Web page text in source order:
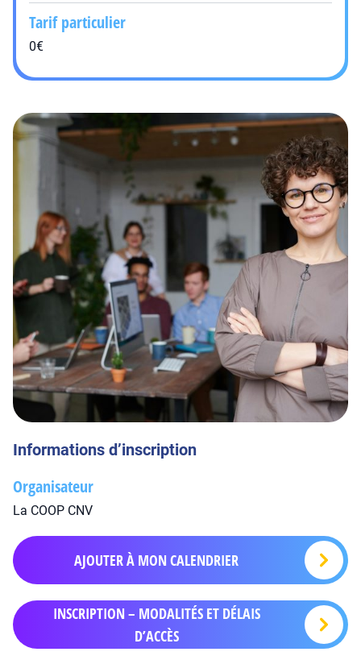
Tarif particulier
0€
Informations d’inscription
Organisateur
La COOP CNV
AJOUTER À MON CALENDRIER
INSCRIPTION – MODALITÉS ET DÉLAIS
D’ACCÈS